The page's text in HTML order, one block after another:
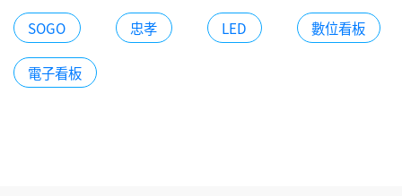
SOGO 忠孝 LED 數位看板
電子看板